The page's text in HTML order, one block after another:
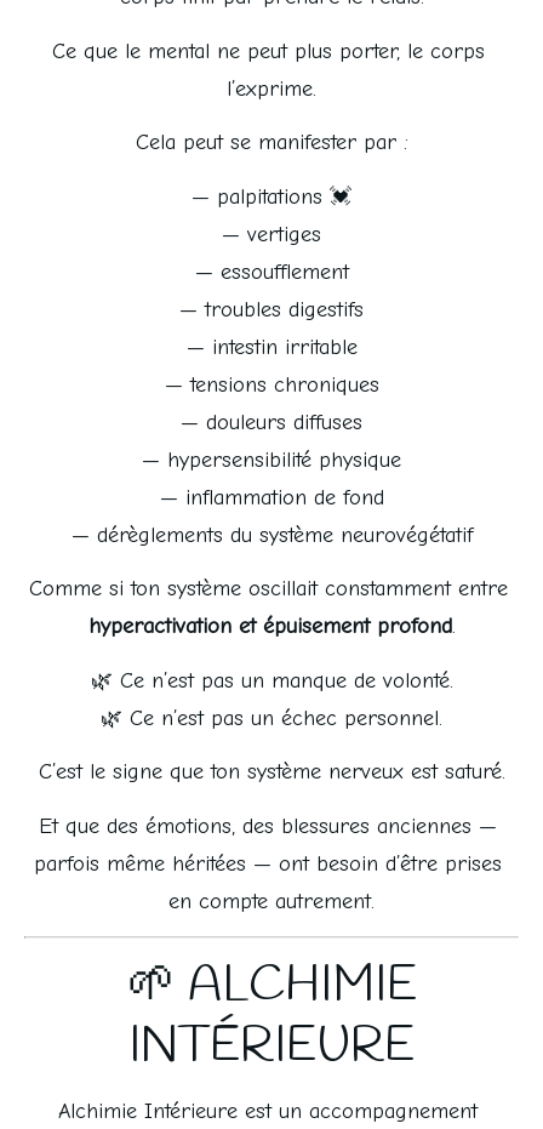
Ce que le mental ne peut plus porter, le corps
l’exprime.
Cela peut se manifester par :
— palpitations 💓
— vertiges
— essoufflement
— troubles digestifs
— intestin irritable
— tensions chroniques
— douleurs diffuses
— hypersensibilité physique
— inflammation de fond
— dérèglements du système neurovégétatif
Comme si ton système oscillait constamment entre
hyperactivation et épuisement profond.
🌿 Ce n’est pas un manque de volonté.
🌿 Ce n’est pas un échec personnel.
C’est le signe que ton système nerveux est saturé.
Et que des émotions, des blessures anciennes —
parfois même héritées — ont besoin d’être prises
en compte autrement.
🌱 ALCHIMIE
INTÉRIEURE
Alchimie Intérieure est un accompagnement